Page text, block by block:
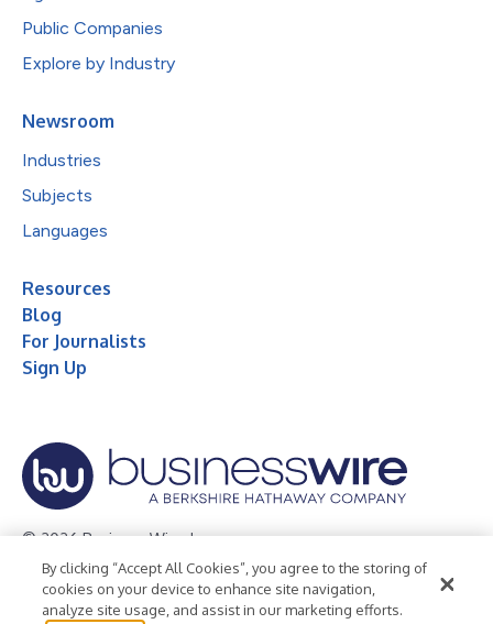
Public Companies
Explore by Industry
Newsroom
Industries
Subjects
Languages
Resources
Blog
For Journalists
Sign Up
© 2026 Business Wire, Inc.
Privacy Policy Cookie Policy
Accessibility Statement
Terms of Use
Legal
By clicking “Accept All Cookies”, you agree to the storing of
cookies on your device to enhance site navigation,
analyze site usage, and assist in our marketing efforts.